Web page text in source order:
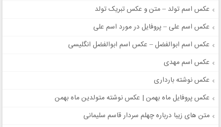
عکس اسم تولد – متن و عکس تبریک تولد
عکس اسم علی – پروفایل در مورد اسم علی
عکس اسم ابوالفضل – عکس اسم ابوالفضل انگلیسی
عکس اسم مهدی
عکس نوشته بارداری
عکس پروفایل ماه بهمن | عکس نوشته متولدین ماه بهمن
متن های زیبا درباره چهلم سردار قاسم سلیمانی